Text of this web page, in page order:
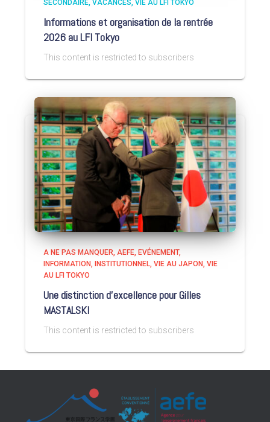
SECONDAIRE VACANCES VIE AU LFI TOKYO
Informations et organisation de la rentrée
2026 au LFI Tokyo
This content is restricted to subscribers
A NE PAS MANQUER AEFE EVÉNEMENT
INFORMATION
INSTITUTIONNEL VIE AU JAPON VIE
AU LFI TOKYO
Une distinction d’excellence pour Gilles
MASTALSKI
This content is restricted to subscribers